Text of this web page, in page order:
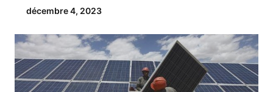
décembre 4, 2023